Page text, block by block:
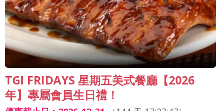
TGI FRIDAYS 星期五美式餐廳【2026
年】專屬會員生日禮！